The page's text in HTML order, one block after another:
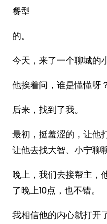
餐型
的。
今天，来了一个聊城的
他挨着问，谁是懂懂呀？
后来，找到了我。
最初，挺羞涩的，让他
让他去找大智、小宁聊
晚上，我们去接帮主，
了晚上10点，也不错。
我相信他的内心就打开